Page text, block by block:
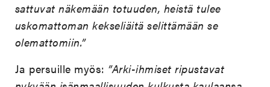
sattuvat näkemään totuuden, heistä tulee
uskomattoman kekseliäitä selittämään se
olemattomiin.”
Ja persuille myös: ”Arki-ihmiset ripustavat